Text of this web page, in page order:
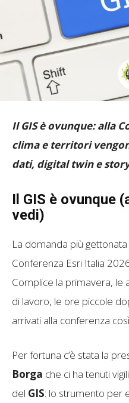
Il GIS è ovunque: alla
clima e territori
dati, digital twin e
Il GIS è ovunque
vedi)
La domanda più
Conferenza Esri Italia
Complice la primavera, le
di lavoro, le ore piccole
arrivati alla conferenza
Per fortuna c’è stata la
Borga che ci ha tenuti
del GIS: lo strumento per